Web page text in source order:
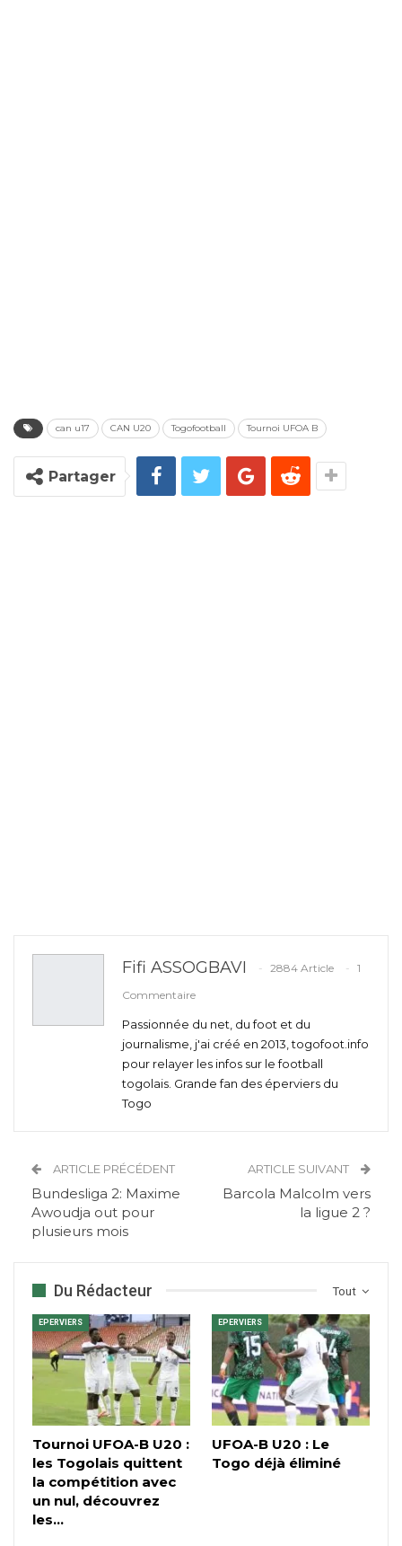
can u17 CAN U20 Togofootball Tournoi UFOA B
Partager
Fifi ASSOGBAVI 2884 Article
1
Commentaire
Passionnée du net, du foot et du
journalisme, j'ai créé en 2013, togofoot.info
pour relayer les infos sur le football
togolais. Grande fan des éperviers du
Togo
ARTICLE PRÉCÉDENT
Bundesliga 2: Maxime
Awoudja out pour
plusieurs mois
ARTICLE SUIVANT
Barcola Malcolm vers
la ligue 2 ?
Tout
Du Rédacteur
EPERVIERS
Tournoi UFOA-B U20 :
les Togolais quittent
la compétition avec
un nul, découvrez
les…
EPERVIERS
UFOA-B U20 : Le
Togo déjà éliminé